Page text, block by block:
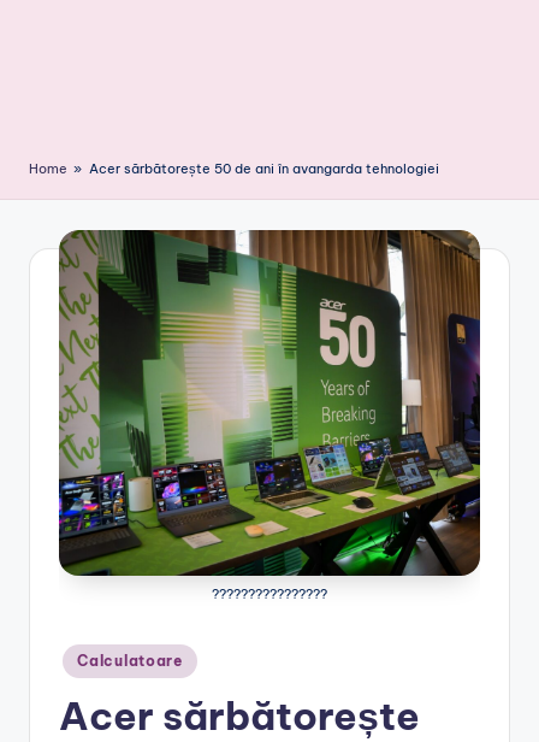
Home » Acer sărbătorește 50 de ani în avangarda tehnologiei
????????????????
Posted
in
Calculatoare
Acer sărbătorește